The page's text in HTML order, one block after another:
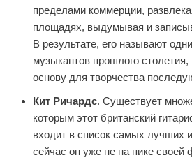
пределами коммерции,
площадях, выдумывая и
В результате, его называют
музыкантов прошлого
основу для творчества
Кит Ричардс. Существует
которым этот британский
входит в список самых лучших
сейчас он уже не на пике